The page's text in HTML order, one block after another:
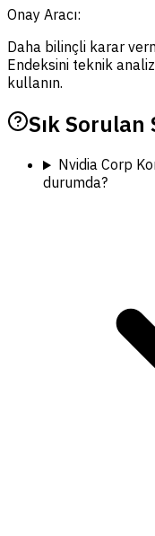
Onay Aracı:
Daha bilinçli karar
Endeksini teknik
kullanın.
Sık Sorulan
Nvidia Corp
durumda?